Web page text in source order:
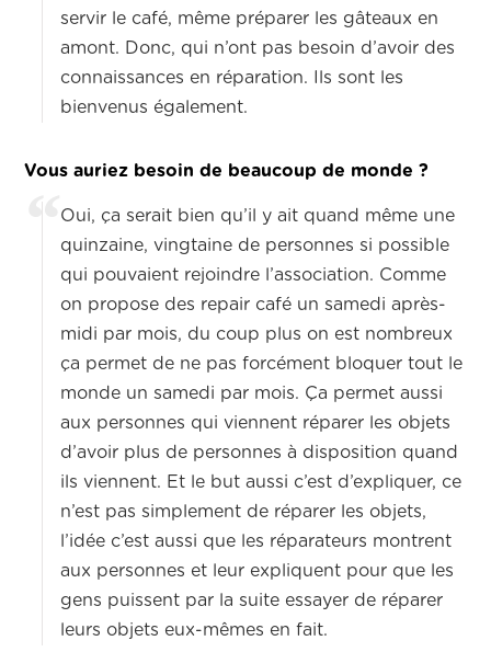
servir le café, même préparer les gâteaux en
amont. Donc, qui n’ont pas besoin d’avoir des
connaissances en réparation. Ils sont les
bienvenus également.
Vous auriez besoin de beaucoup de monde ?
Oui, ça serait bien qu’il y ait quand même une
quinzaine, vingtaine de personnes si possible
qui pouvaient rejoindre l’association. Comme
on propose des repair café un samedi après-
midi par mois, du coup plus on est nombreux
ça permet de ne pas forcément bloquer tout le
monde un samedi par mois. Ça permet aussi
aux personnes qui viennent réparer les objets
d’avoir plus de personnes à disposition quand
ils viennent. Et le but aussi c’est d’expliquer, ce
n’est pas simplement de réparer les objets,
l’idée c’est aussi que les réparateurs montrent
aux personnes et leur expliquent pour que les
gens puissent par la suite essayer de réparer
leurs objets eux-mêmes en fait.